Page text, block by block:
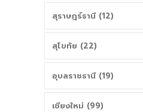
สุราษฎร์ธานี (12)
สุโขทัย (22)
อุบลราชธานี (19)
เชียงใหม่ (99)